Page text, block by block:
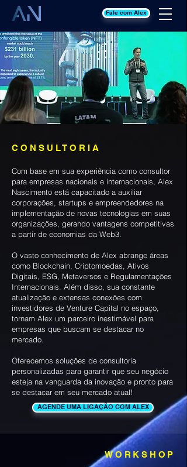
Fale com Alex
C O N S U L T O R I A
Com base em sua experiência como consultor
para empresas nacionais e internacionais, Alex
Nascimento está capacitado a auxiliar
corporações, startups e empreendedores na
implementação de novas tecnologias em suas
organizações, gerando vantagens competitivas
a partir de economias da Web3.
O vasto conhecimento de Alex abrange áreas
como Blockchain, Criptomoedas, Ativos
Digitais, ESG, Metaversos e Regulamentações
Internacionais. Além disso, sua constante
atualização e extensas conexões com
investidores de Venture Capital no espaço,
tornam Alex um parceiro inestimável para
empresas que buscam se destacar no
mercado.
Oferecemos soluções de consultoria
personalizadas para garantir que seu negócio
esteja na vanguarda da inovação e pronto para
se destacar em seu mercado atual!
AGENDE UMA LIGAÇÃO COM ALEX
WORKSHOP